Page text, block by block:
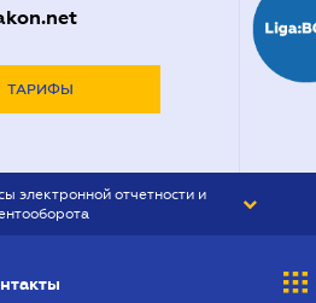
ТАРИФЫ
электронной отчетности и